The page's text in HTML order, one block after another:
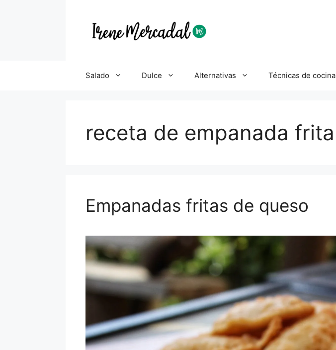
Salado Dulce Alternativas Técnicas de cocina
receta de empanada frita
Empanadas fritas de queso